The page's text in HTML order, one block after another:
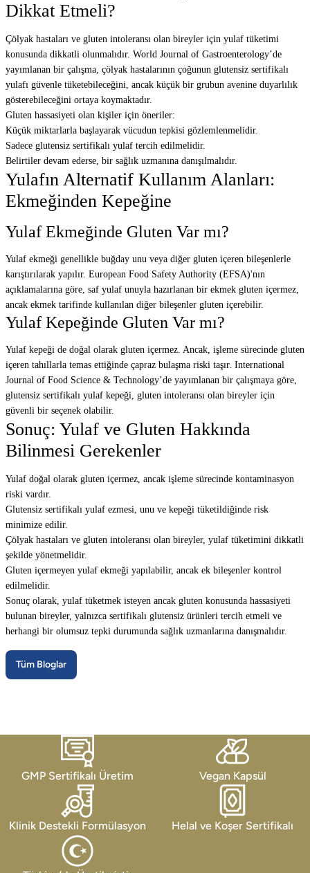
Dikkat Etmeli?
Çölyak hastaları ve gluten intoleransı olan bireyler için yulaf tüketimi
konusunda dikkatli olunmalıdır. World Journal of Gastroenterology’de
yayımlanan bir çalışma, çölyak hastalarının çoğunun glutensiz sertifikalı
yulafı güvenle tüketebileceğini, ancak küçük bir grubun avenine duyarlılık
gösterebileceğini ortaya koymaktadır.
Gluten hassasiyeti olan kişiler için öneriler:
Küçük miktarlarla başlayarak vücudun tepkisi gözlemlenmelidir.
Sadece glutensiz sertifikalı yulaf tercih edilmelidir.
Belirtiler devam ederse, bir sağlık uzmanına danışılmalıdır.
Yulafın Alternatif Kullanım Alanları:
Ekmeğinden Kepeğine
Yulaf Ekmeğinde Gluten Var mı?
Yulaf ekmeği genellikle buğday unu veya diğer gluten içeren bileşenlerle
karıştırılarak yapılır. European Food Safety Authority (EFSA)'nın
açıklamalarına göre, saf yulaf unuyla hazırlanan bir ekmek gluten içermez,
ancak ekmek tarifinde kullanılan diğer bileşenler gluten içerebilir.
Yulaf Kepeğinde Gluten Var mı?
Yulaf kepeği de doğal olarak gluten içermez. Ancak, işleme sürecinde gluten
içeren tahıllarla temas ettiğinde çapraz bulaşma riski taşır. International
Journal of Food Science & Technology’de yayımlanan bir çalışmaya göre,
glutensiz sertifikalı yulaf kepeği, gluten intoleransı olan bireyler için
güvenli bir seçenek olabilir.
Sonuç: Yulaf ve Gluten Hakkında
Bilinmesi Gerekenler
Yulaf doğal olarak gluten içermez, ancak işleme sürecinde kontaminasyon
riski vardır.
Glutensiz sertifikalı yulaf ezmesi, unu ve kepeği tüketildiğinde risk
minimize edilir.
Çölyak hastaları ve gluten intoleransı olan bireyler, yulaf tüketimini dikkatli
şekilde yönetmelidir.
Gluten içermeyen yulaf ekmeği yapılabilir, ancak ek bileşenler kontrol
edilmelidir.
Sonuç olarak, yulaf tüketmek isteyen ancak gluten konusunda hassasiyeti
bulunan bireyler, yalnızca sertifikalı glutensiz ürünleri tercih etmeli ve
herhangi bir olumsuz tepki durumunda sağlık uzmanlarına danışmalıdır.
Tüm Bloglar
GMP Sertifikalı Üretim Vegan Kapsül
Klinik Destekli Formülasyon Helal ve Koşer Sertifikalı